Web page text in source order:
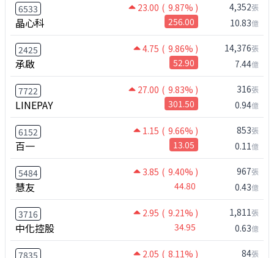
6533 23.00 ( 9.87% )
晶心科 256.00
4,352張
10.83億
2425 4.75 ( 9.86% )
承啟 52.90
14,376張
7.44億
7722 27.00 ( 9.83% )
LINEPAY 301.50
316張
0.94億
6152 1.15 ( 9.66% )
百一 13.05
853張
0.11億
5484 3.85 ( 9.40% )
慧友 44.80
967張
0.43億
3716 2.95 ( 9.21% )
中化控股 34.95
1,811張
0.63億
7835 2.05 ( 8.11% ) 84張